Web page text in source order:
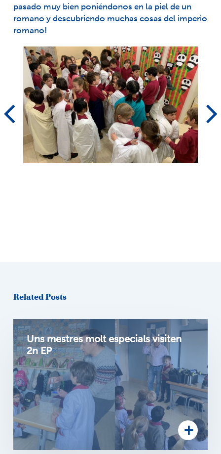
pasado muy bien poniéndonos en la piel de un
romano y descubriendo muchas cosas del imperio
romano!
Related Posts
Uns mestres molt especials visiten
2n EP